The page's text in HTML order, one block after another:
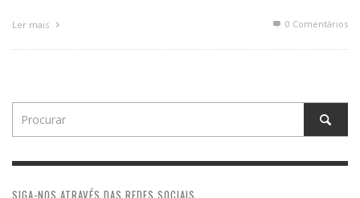
Ler mais 0 Comentários